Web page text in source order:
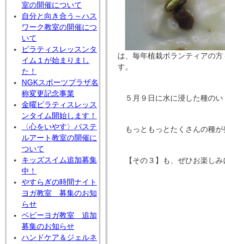
室の開催について
自分と向き合う～ハス
ワーク教室の開催につ
いて
ピラティスレッスンタ
イム１が始まりまし
た！
NGKスポーツプラザ名
称変更記念事業
金曜ピラティスレッス
ンタイム開始します！
〈心をいやす〉パステ
ルアート教室の開催に
ついて
キッズスイム追加募集
中！
やすらぎの時間ナイト
ヨガ教室 募集のお知
らせ
ベビーヨガ教室 追加
募集のお知らせ
ハンドケア＆ジェルネ
は、毎年植栽ボランティアの
す。
５月９日に水に浸した種の
もっともっとたくさんの種
【その３】も、ぜひお楽しみ